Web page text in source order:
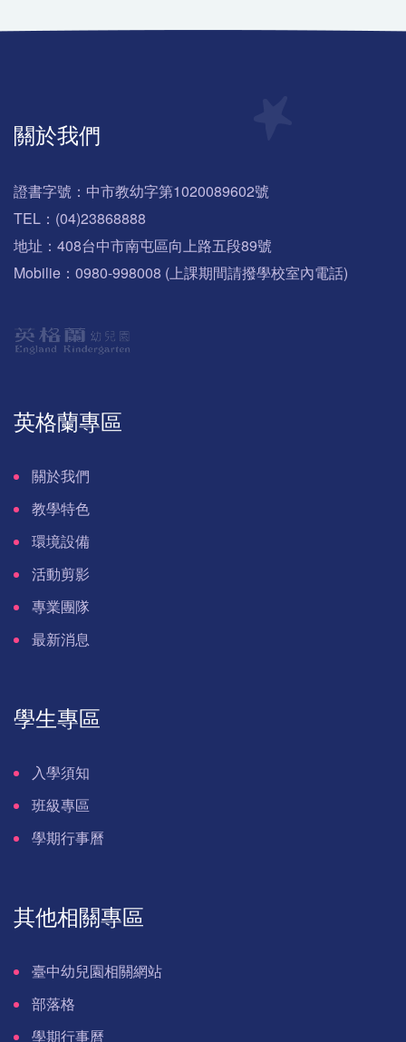
關於我們
證書字號：中市教幼字第1020089602號
TEL：(04)23868888
地址：408台中市南屯區向上路五段89號
Mobilie：0980-998008 (上課期間請撥學校室內電話)
英格蘭專區
關於我們
教學特色
環境設備
活動剪影
專業團隊
最新消息
學生專區
入學須知
班級專區
學期行事曆
其他相關專區
臺中幼兒園相關網站
部落格
學期行事曆